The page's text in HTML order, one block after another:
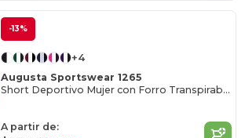
-13%
+4
Augusta Sportswear 1265
Short Deportivo Mujer con Forro Transpirable
A partir de: